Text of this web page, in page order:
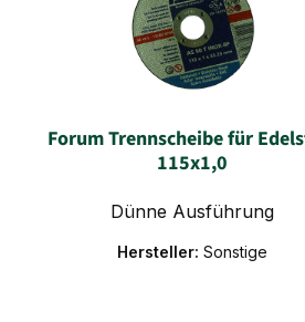
Forum Trennscheibe für
115x1,0
Dünne Ausführung
Hersteller:Sonstige